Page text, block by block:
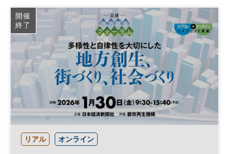
略～
健康 医療・介護マネジメント 不動産 医療
日経健康セミナー 不動産活用 病院経営
診療報酬 参加無料 土日祝開催
開催
終了
リアル オンライン